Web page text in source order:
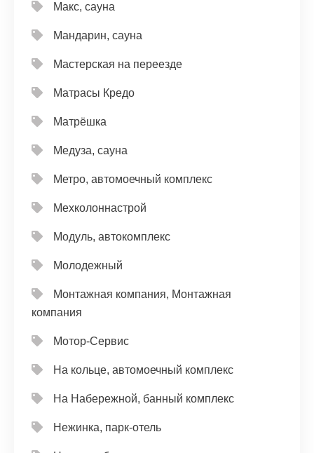
Макс, сауна
Мандарин, сауна
Мастерская на переезде
Матрасы Кредо
Матрёшка
Медуза, сауна
Метро, автомоечный комплекс
Мехколоннастрой
Модуль, автокомплекс
Молодежный
Монтажная компания, Монтажная
компания
Мотор-Сервис
На кольце, автомоечный комплекс
На Набережной, банный комплекс
Нежинка, парк-отель